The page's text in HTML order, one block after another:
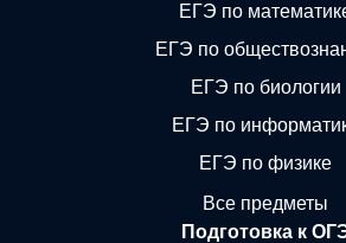
ЕГЭ по
ЕГЭ по
ЕГЭ по биологии
ЕГЭ по
ЕГЭ по физике
Все предметы
Подготовка к